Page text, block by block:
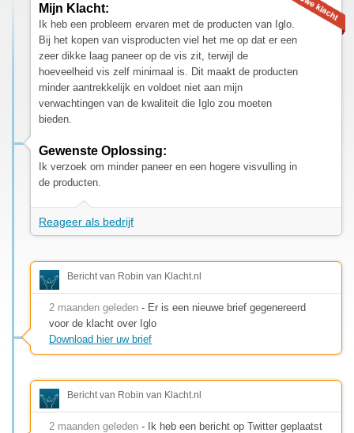
Mijn Klacht:
Ik heb een probleem ervaren met de producten van Iglo.
Bij het kopen van visproducten viel het me op dat er een
zeer dikke laag paneer op de vis zit, terwijl de
hoeveelheid vis zelf minimaal is. Dit maakt de producten
minder aantrekkelijk en voldoet niet aan mijn
verwachtingen van de kwaliteit die Iglo zou moeten
bieden.
Gewenste Oplossing:
Ik verzoek om minder paneer en een hogere visvulling in
de producten.
Reageer als bedrijf
Bericht van Robin van Klacht.nl
2 maanden geleden - Er is een nieuwe brief gegenereerd
voor de klacht over Iglo
Download hier uw brief
Bericht van Robin van Klacht.nl
2 maanden geleden - Ik heb een bericht op Twitter geplaatst